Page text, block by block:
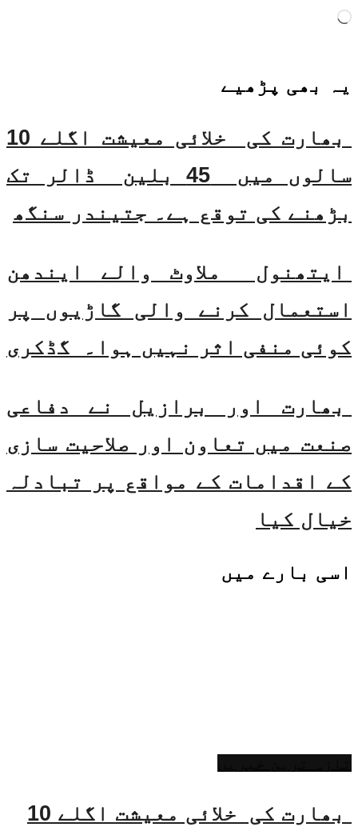
Loading…
یہ بھی پڑھیے
بھارت کی خلائی معیشت اگلے 10
سالوں میں 45 بلین ڈالر تک
بڑھنے کی توقع ہے۔ جتیندر سنگھ
ایتھنول ملاوٹ والے ایندھن
استعمال کرنے والی گاڑیوں پر
کوئی منفی اثر نہیں ہوا۔ گڈکری
بھارت اور برازیل نے دفاعی
صنعت میں تعاون اور صلاحیت سازی
کے اقدامات کے مواقع پر تبادلہ
خیال کیا
اسی بارے میں
بھارت کی خلائی معیشت اگلے 10